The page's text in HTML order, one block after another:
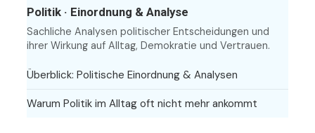
Politik · Einordnung & Analyse
Sachliche Analysen politischer Entscheidungen und
ihrer Wirkung auf Alltag, Demokratie und Vertrauen.
Überblick: Politische Einordnung & Analysen
Warum Politik im Alltag oft nicht mehr ankommt